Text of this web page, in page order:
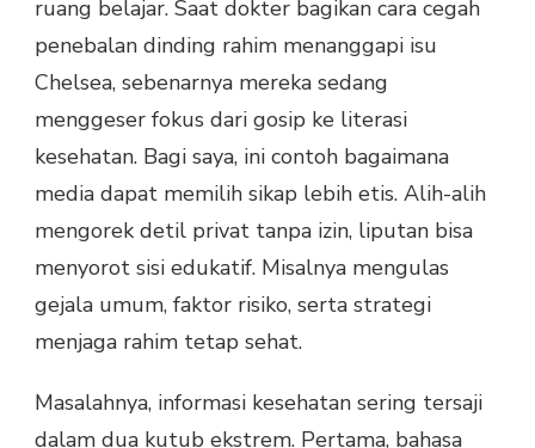
ruang belajar. Saat dokter bagikan cara cegah
penebalan dinding rahim menanggapi isu
Chelsea, sebenarnya mereka sedang
menggeser fokus dari gosip ke literasi
kesehatan. Bagi saya, ini contoh bagaimana
media dapat memilih sikap lebih etis. Alih-alih
mengorek detil privat tanpa izin, liputan bisa
menyorot sisi edukatif. Misalnya mengulas
gejala umum, faktor risiko, serta strategi
menjaga rahim tetap sehat.
Masalahnya, informasi kesehatan sering tersaji
dalam dua kutub ekstrem. Pertama, bahasa